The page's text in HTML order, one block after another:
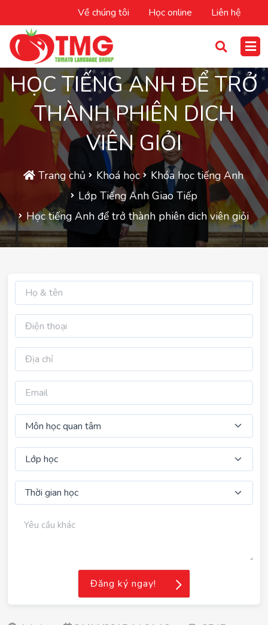
Về chúng tôi Học online Liên hệ
HỌC TIẾNG ANH ĐỂ TRỞ
THÀNH PHIÊN DICH
VIÊN GIỎI
Trang chủ Khoá học
Khóa học tiếng Anh
Lớp Tiếng Anh Giao Tiếp
Học tiếng Anh để trở thành phiên dich viên giỏi
Đăng ký ngay!